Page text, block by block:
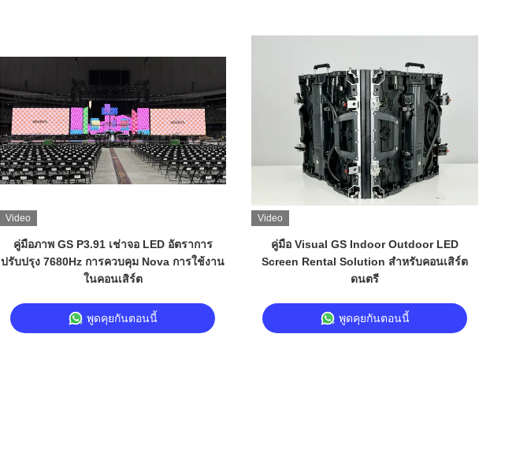
Video
คู่มือภาพ GS P3.91 เช่าจอ LED อัตราการ
ปรับปรุง 7680Hz การควบคุม Nova การใช้งาน
ในคอนเสิร์ต
พูดคุยกันตอนนี้
Video
คู่มือ Visual GS Indoor Outdoor LED
Screen Rental Solution สําหรับคอนเสิร์ต
ดนตรี
พูดคุยกันตอนนี้